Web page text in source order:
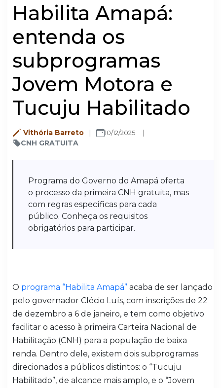
Habilita Amapá:
entenda os
subprogramas
Jovem Motora e
Tucuju Habilitado
Vithória Barreto 10/12/2025
CNH GRATUITA
Programa do Governo do Amapá oferta
o processo da primeira CNH gratuita, mas
com regras específicas para cada
público. Conheça os requisitos
obrigatórios para participar.
O programa “Habilita Amapá” acaba de ser lançado
pelo governador Clécio Luís, com inscrições de 22
de dezembro a 6 de janeiro, e tem como objetivo
facilitar o acesso à primeira Carteira Nacional de
Habilitação (CNH) para a população de baixa
renda. Dentro dele, existem dois subprogramas
direcionados a públicos distintos: o “Tucuju
Habilitado”, de alcance mais amplo, e o “Jovem